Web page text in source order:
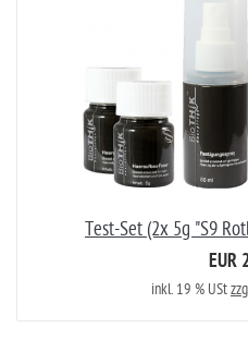
Test-Set (2x 5g "S9
EUR
inkl. 19 % USt